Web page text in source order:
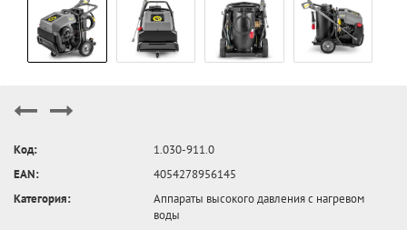
Код:
1.030-911.0
EAN:
4054278956145
Категория:
Аппараты высокого давления с нагревом
воды